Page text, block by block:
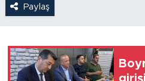
Paylaş